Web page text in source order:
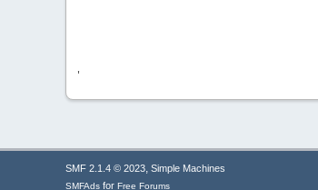
'
SMF 2.1.4 © 2023, Simple Machines
SMFAds for Free Forums